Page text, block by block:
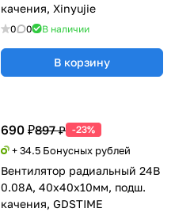
качения, Xinyujie
0 0 В наличии
В корзину
690 ₽897 ₽ -23%
+ 34.5 Бонусных рублей
Вентилятор радиальный 24В
0.08А, 40х40х10мм, подш.
качения, GDSTIME